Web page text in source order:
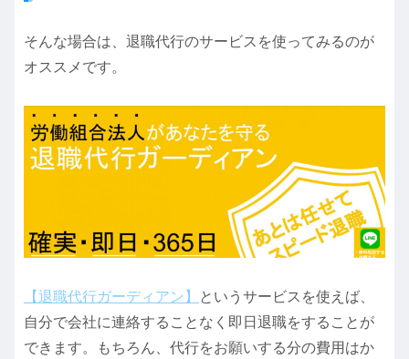
そんな場合は、退職代行のサービスを使ってみるのが
オススメです。
【退職代行ガーディアン】
というサービスを使えば、
自分で会社に連絡することなく即日退職をすることが
できます。もちろん、代行をお願いする分の費用はか